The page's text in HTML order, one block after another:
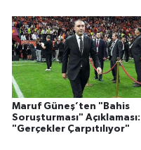
Maruf Güneş’ten "Bahis
Soruşturması" Açıklaması:
"Gerçekler Çarpıtılıyor"